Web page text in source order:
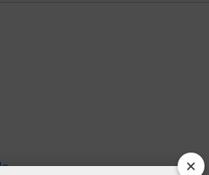
×